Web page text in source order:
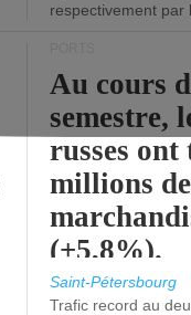
respectivement par
Au cours
semestre,
russes
millions
(+5,8%).
Saint-Pétersbourg
Trafic record au